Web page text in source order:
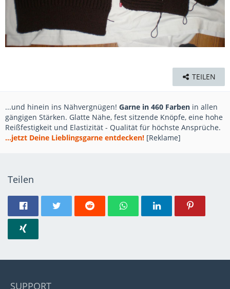
TEILEN
...und hinein ins Nähvergnügen! Garne in 460 Farben in allen
gängigen Stärken. Glatte Nähe, fest sitzende Knöpfe, eine hohe
Reißfestigkeit und Elastizität - Qualität für höchste Ansprüche.
...jetzt Deine Lieblingsgarne entdecken! [Reklame]
Teilen
SUPPORT